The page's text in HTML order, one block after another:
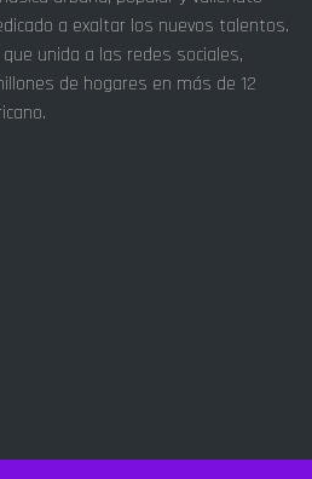
a exaltar los nuevos talentos.
unida a las redes sociales,
de hogares en más de 12